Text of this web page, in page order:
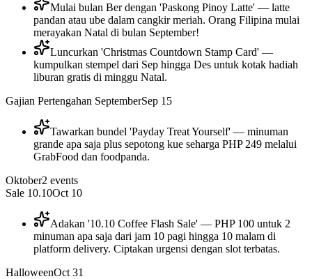
Mulai bulan Ber dengan 'Paskong Pinoy Latte' — latte
pandan atau ube dalam cangkir meriah. Orang Filipina mulai
merayakan Natal di bulan September!
Luncurkan 'Christmas Countdown Stamp Card' —
kumpulkan stempel dari Sep hingga Des untuk kotak hadiah
liburan gratis di minggu Natal.
Gajian Pertengahan SeptemberSep 15
Tawarkan bundel 'Payday Treat Yourself' — minuman
grande apa saja plus sepotong kue seharga PHP 249 melalui
GrabFood dan foodpanda.
Oktober2 events
Sale 10.10Oct 10
Adakan '10.10 Coffee Flash Sale' — PHP 100 untuk 2
minuman apa saja dari jam 10 pagi hingga 10 malam di
platform delivery. Ciptakan urgensi dengan slot terbatas.
HalloweenOct 31